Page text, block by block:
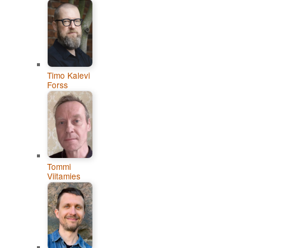
Timo Kalevi
Forss
Tommi
Viitamies